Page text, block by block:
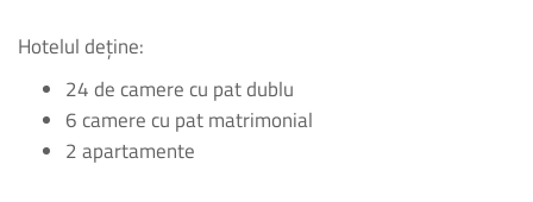
Hotelul deține:
24 de camere cu pat dublu
6 camere cu pat matrimonial
2 apartamente